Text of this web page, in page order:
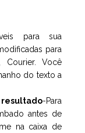
para sua
para
Courier. Você
do texto a
-Para
antes de
na caixa de